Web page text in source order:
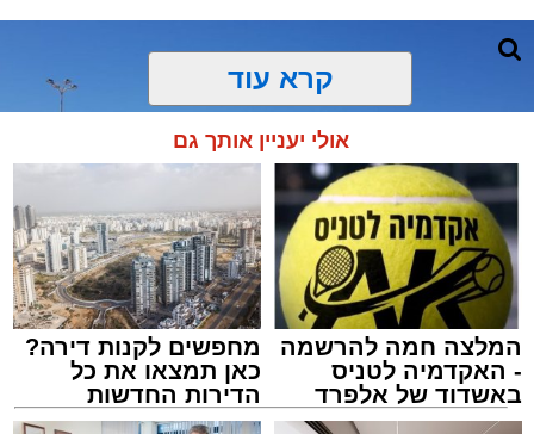
קרא עוד
אולי יעניין אותך גם
המלצה חמה להרשמה
- האקדמיה לטניס
באשדוד של אלפרד
קריאולנסקי - לילדים
מחפשים לקנות דירה?
כאן תמצאו את כל
הדירות החדשות
למכירה באשדוד >>>